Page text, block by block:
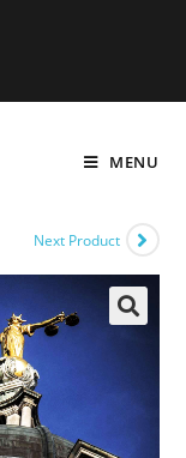
MENU
Next Product